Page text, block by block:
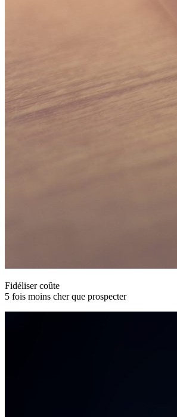
Fidéliser coûte
5 fois moins cher que prospecter